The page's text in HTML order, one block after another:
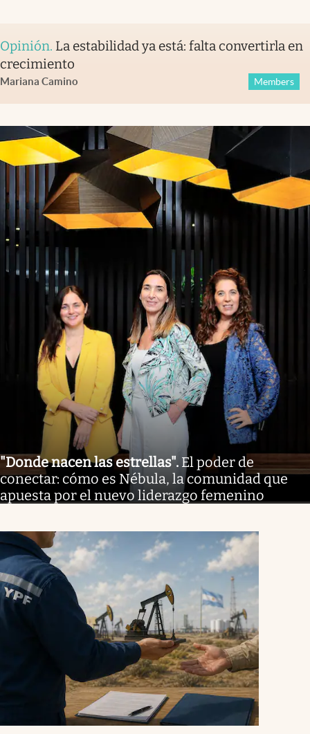
Opinión. La estabilidad ya está: falta convertirla en
crecimiento
Mariana Camino Members
"Donde nacen las estrellas". El poder de
conectar: cómo es Nébula, la comunidad que
apuesta por el nuevo liderazgo femenino